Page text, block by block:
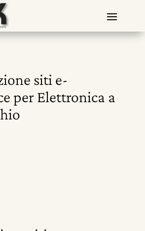
siti e-
per Elettronica a